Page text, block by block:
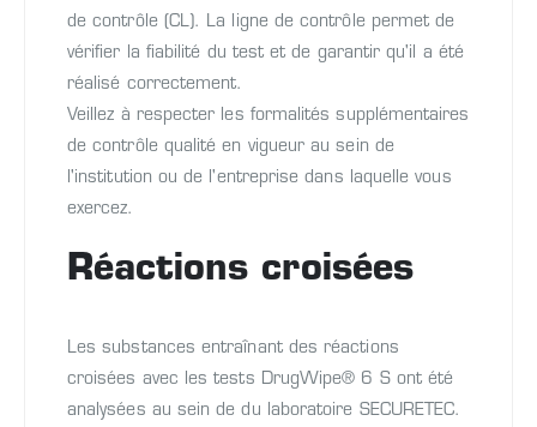
de contrôle (CL). La ligne de contrôle permet de
vérifier la fiabilité du test et de garantir qu'il a été
réalisé correctement.
Veillez à respecter les formalités supplémentaires
de contrôle qualité en vigueur au sein de
l'institution ou de l'entreprise dans laquelle vous
exercez.
Réactions croisées
Les substances entraînant des réactions
croisées avec les tests DrugWipe® 6 S ont été
analysées au sein de du laboratoire SECURETEC.